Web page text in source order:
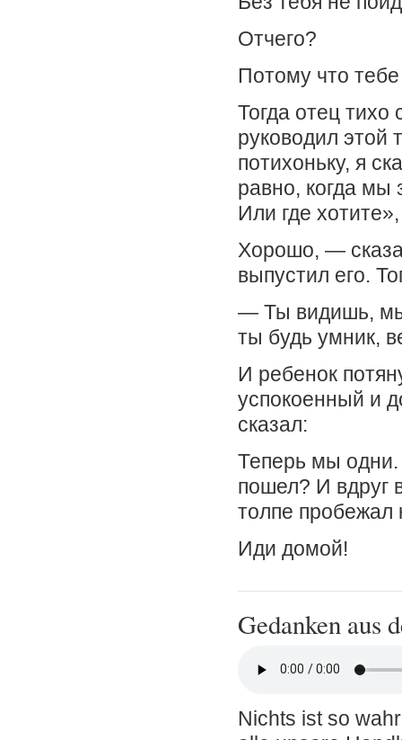
Отчего?
Потому что тебе
Тогда отец тихо
руководил этой
потихоньку, я
равно, когда мы
Или где хотите»,
Хорошо, —
выпустил его.
— Ты видишь, мы
ты будь умник,
И ребенок
успокоенный и
сказал:
Теперь мы
пошел? И вдруг
толпе пробежал
Иди домой!
Gedanken aus
Nichts ist so